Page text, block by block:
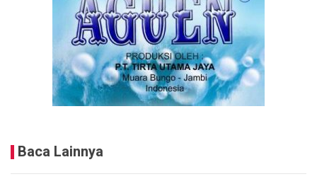
Baca Lainnya